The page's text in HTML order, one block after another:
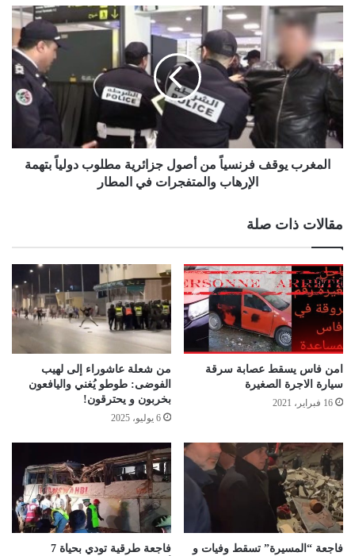
المغرب يوقف فرنسياً من أصول جزائرية مطلوب دولياً بتهمة
الإرهاب والمتفجرات في المطار
مقالات ذات صلة
امن فاس يسقط عصابة سرقة
سيارة الاجرة الصغيرة
16 فبراير، 2021
من شعلة عاشوراء إلى لهيب
الفوضى: طوطو يُغني واليافعون
بخربون و يحترقون!
6 يوليو، 2025
فاجعة “المسيرة” تسقط وفيات و
فاجعة طرقية تودي بحياة 7